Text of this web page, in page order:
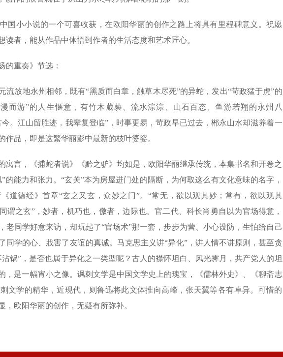
国小小说的一个可喜收获，在欧阳华丽的创作之路上将具有里程碑意义。祝愿
读者，能从作品中体悟到作者的生活态度和艺术匠心。
的重奏》节选：
流放地永州相邻，既有“黑质而白章，触草木尽死”的异蛇，发出“苛政猛于虎”的
而游”的人生惬意，有竹木葳蕤、流水淙淙、山石百态、鱼游若翔的永州八
。江山留胜迹，我辈复登临”，时事更易，苛政早已过去，郴永山水却滋养着一
作品，即是这繁华丽影中最新的枝叶婆娑。
寓言，《捕蛇者说》《黔之驴》均如是，欧阳华丽继承传统，本集书名和开卷之
的能力和张力。“玄关”本为房屋进门处的隔断，为何取这么有文化意味的名字，
道德经》首章“玄之又玄，众妙之门”。“常无，欲以观其妙；常有，欲以观其
谓之玄”，妙者，机巧也，儌者，边际也。官二代、科长肖勇自以为官场得意，
老同学好意来访，却玩起了“官场术”那一套，步步为营、小心设防，生怕给自己
同学的心、戕害了友谊的真诚。马克思主义讲“异化”，讲人情不讲原则，甚至贪
锅”，是否也属于异化之一类型呢？古人的襟怀坦白、风光霁月，共产党人的坦
，是一幅宵小之像。讽刺文学是中国文学史上的瑰宝，《儒林外史》、《聊斋志
文学的精华，近现代，则鲁迅将此文体推向高峰，张天翼等各有卓异。可惜的
，欧阳华丽的创作，无疑有所弥补。